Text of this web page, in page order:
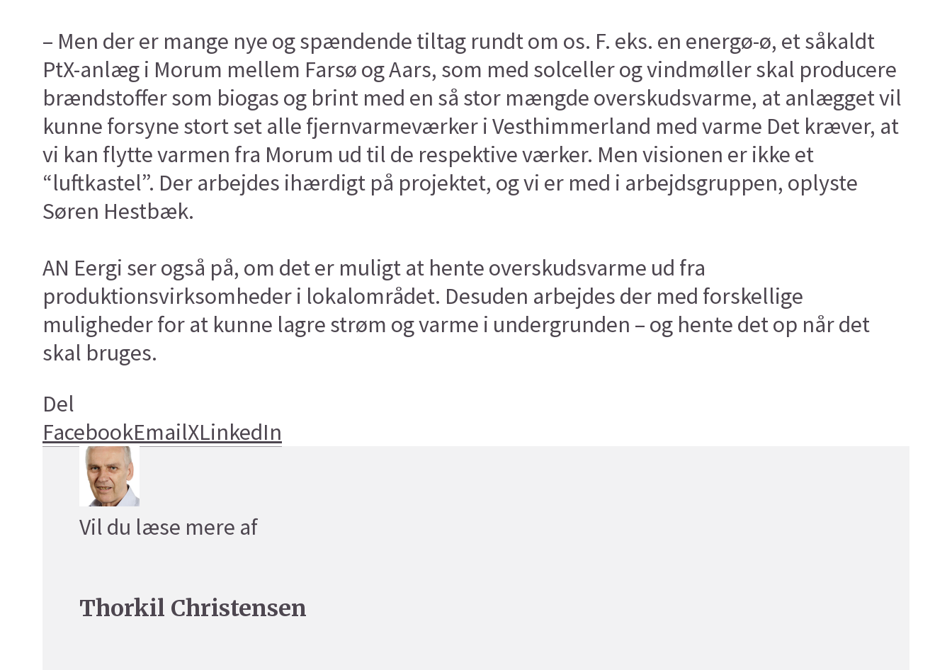
– Men der er mange nye og spændende tiltag rundt om os. F. eks. en energø-ø, et såkaldt
PtX-anlæg i Morum mellem Farsø og Aars, som med solceller og vindmøller skal producere
brændstoffer som biogas og brint med en så stor mængde overskudsvarme, at anlægget vil
kunne forsyne stort set alle fjernvarmeværker i Vesthimmerland med varme Det kræver, at
vi kan flytte varmen fra Morum ud til de respektive værker. Men visionen er ikke et
“luftkastel”. Der arbejdes ihærdigt på projektet, og vi er med i arbejdsgruppen, oplyste
Søren Hestbæk.
AN Eergi ser også på, om det er muligt at hente overskudsvarme ud fra
produktionsvirksomheder i lokalområdet. Desuden arbejdes der med forskellige
muligheder for at kunne lagre strøm og varme i undergrunden – og hente det op når det
skal bruges.
Del
FacebookEmailXLinkedIn
Vil du læse mere af
Thorkil Christensen